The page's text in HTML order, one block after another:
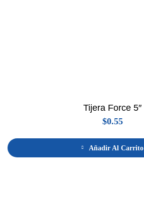
Tijera Force 5″
$0.55
Añadir Al Carrito